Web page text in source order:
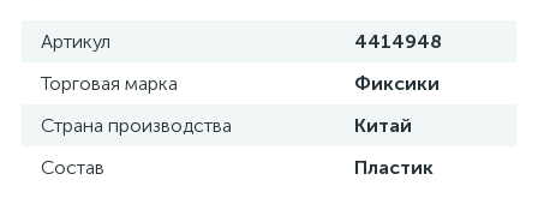
Артикул
4414948
Торговая марка
Фиксики
Страна производства
Китай
Состав
Пластик